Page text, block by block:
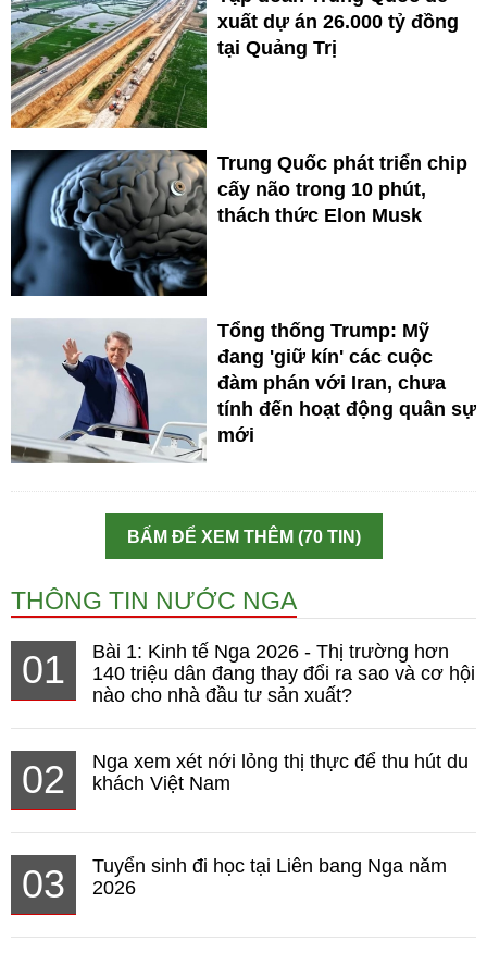
xuất dự án 26.000 tỷ đồng
tại Quảng Trị
Trung Quốc phát triển chip
cấy não trong 10 phút,
thách thức Elon Musk
Tổng thống Trump: Mỹ
đang 'giữ kín' các cuộc
đàm phán với Iran, chưa
tính đến hoạt động quân sự
mới
BẤM ĐỂ XEM THÊM (70 TIN)
THÔNG TIN NƯỚC NGA
01
Bài 1: Kinh tế Nga 2026 - Thị trường hơn
140 triệu dân đang thay đổi ra sao và cơ hội
nào cho nhà đầu tư sản xuất?
02
Nga xem xét nới lỏng thị thực để thu hút du
khách Việt Nam
03
Tuyển sinh đi học tại Liên bang Nga năm
2026